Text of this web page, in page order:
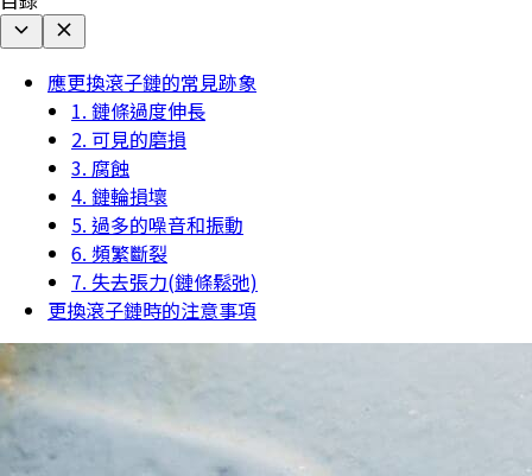
應更換滾子鏈的常見跡象
1. 鏈條過度伸長
2. 可見的磨損
3. 腐蝕
4. 鏈輪損壞
5. 過多的噪音和振動
6. 頻繁斷裂
7. 失去張力(鏈條鬆弛)
更換滾子鏈時的注意事項